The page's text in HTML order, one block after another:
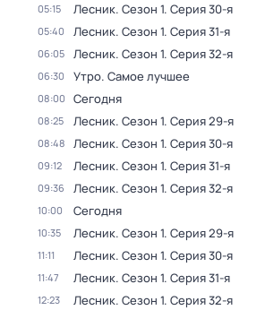
05:15 Лесник. Сезон 1. Серия 30-я
05:40 Лесник. Сезон 1. Серия 31-я
06:05 Лесник. Сезон 1. Серия 32-я
06:30 Утро. Самое лучшее
08:00 Сегодня
08:25 Лесник. Сезон 1. Серия 29-я
08:48 Лесник. Сезон 1. Серия 30-я
09:12 Лесник. Сезон 1. Серия 31-я
09:36 Лесник. Сезон 1. Серия 32-я
10:00 Сегодня
10:35 Лесник. Сезон 1. Серия 29-я
11:11 Лесник. Сезон 1. Серия 30-я
11:47 Лесник. Сезон 1. Серия 31-я
12:23 Лесник. Сезон 1. Серия 32-я